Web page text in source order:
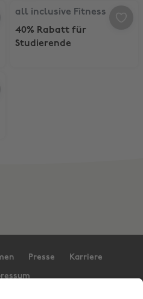
bequemste Schlaftracker
all inclusive Fitness, 40% Rabatt
all inclusive Fitness
40% Rabatt für
Studierende
Rabatt
Presse Karriere